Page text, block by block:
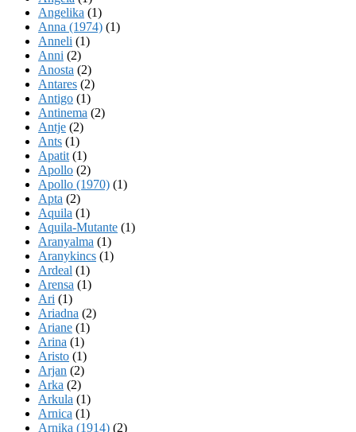
Angelika (1)
Anna (1974) (1)
Anneli (1)
Anni (2)
Anosta (2)
Antares (2)
Antigo (1)
Antinema (2)
Antje (2)
Ants (1)
Apatit (1)
Apollo (2)
Apollo (1970) (1)
Apta (2)
Aquila (1)
Aquila-Mutante (1)
Aranyalma (1)
Aranykincs (1)
Ardeal (1)
Arensa (1)
Ari (1)
Ariadna (2)
Ariane (1)
Arina (1)
Aristo (1)
Arjan (2)
Arka (2)
Arkula (1)
Arnica (1)
Arnika (1914) (2)